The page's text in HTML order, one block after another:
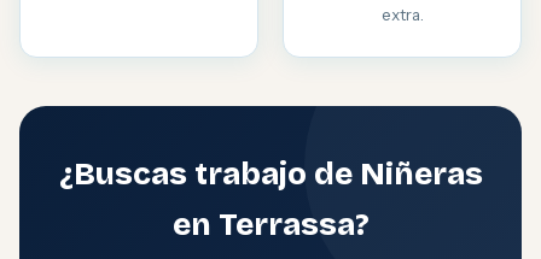
extra.
¿Buscas trabajo de Niñeras
en Terrassa?